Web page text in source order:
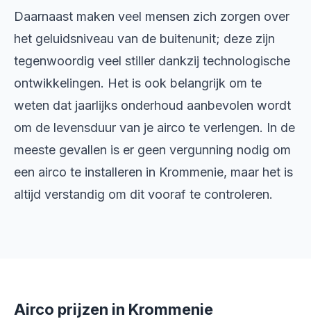
Daarnaast maken veel mensen zich zorgen over
het geluidsniveau van de buitenunit; deze zijn
tegenwoordig veel stiller dankzij technologische
ontwikkelingen. Het is ook belangrijk om te
weten dat jaarlijks onderhoud aanbevolen wordt
om de levensduur van je airco te verlengen. In de
meeste gevallen is er geen vergunning nodig om
een airco te installeren in Krommenie, maar het is
altijd verstandig om dit vooraf te controleren.
Airco prijzen in Krommenie